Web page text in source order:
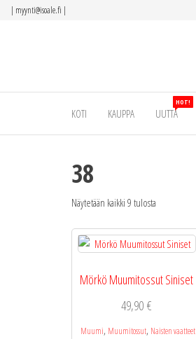
Siirry
| myynti@isoale.fi |
KOTI KAUPPA UUTTA
HOT!
38
Näytetään kaikki 9 tulosta
Mörkö Muumitossut Siniset
49,90€
Muumi, Muumitossut, Naisten vaatteet